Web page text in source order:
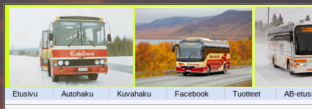
Etusivu Autohaku Kuvahaku Facebook Tuotteet AB-